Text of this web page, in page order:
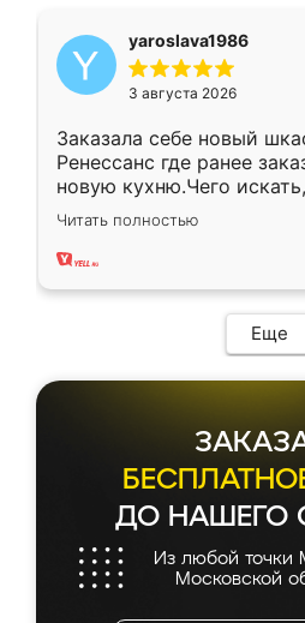
yaroslava1986
3 августа 2026
Заказала себе новый
Ренессанс где ранее
новую кухню.Чего
вполне довольна. Служит
два года, нареканий нет.
Читать полностью
Еще
ДО НАШЕГО
Из любой точки
Московской